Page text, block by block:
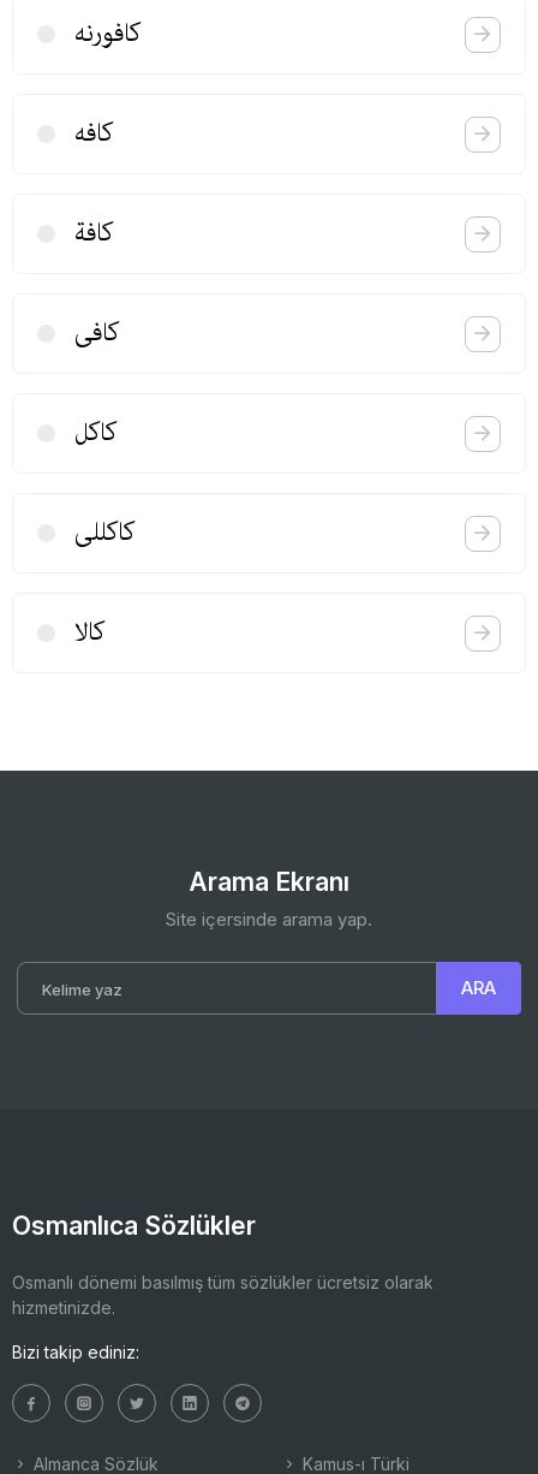
كافورنه
كافه
كافة
كافی
كاكل
كاكللی
كالا
Arama Ekranı
Site içersinde arama yap.
Osmanlıca Sözlükler
Osmanlı dönemi basılmış tüm sözlükler ücretsiz olarak
hizmetinizde.
Bizi takip ediniz:
Almanca Sözlük Kamus-ı Türki